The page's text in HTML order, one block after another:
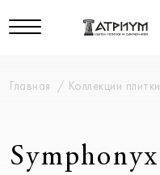
Главная Коллекции плитки
Symphonyx